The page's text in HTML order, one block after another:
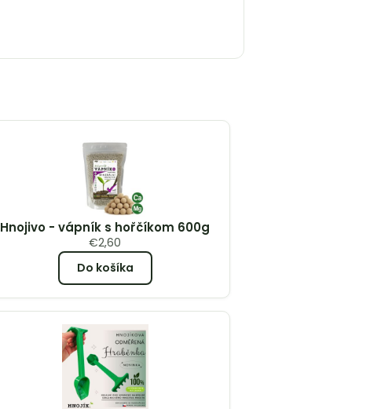
Hnojivo - vápník s hořčíkom 600g
€2,60
Do košíka